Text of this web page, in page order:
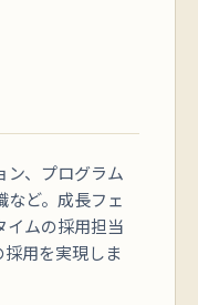
ン、プログラム
など。成長フェ
イムの採用担当
採用を実現しま